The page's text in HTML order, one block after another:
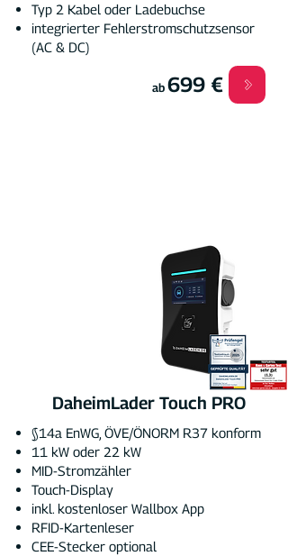
Typ 2 Kabel oder Ladebuchse
integrierter Fehlerstromschutzsensor
(AC & DC)
ab699 €
DaheimLader Touch PRO
§14a EnWG, ÖVE/ÖNORM R37 konform
11 kW oder 22 kW
MID-Stromzähler
Touch-Display
inkl. kostenloser Wallbox App
RFID-Kartenleser
CEE-Stecker optional